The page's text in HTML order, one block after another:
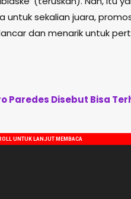
sekalian juara,
dan menarik untuk
Paredes Disebut Bisa